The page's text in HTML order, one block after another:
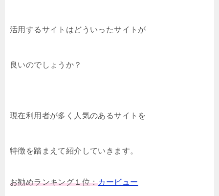
活用するサイトはどういったサイトが
良いのでしょうか？
現在利用者が多く人気のあるサイトを
特徴を踏まえて紹介していきます。
お勧めランキング１位：カービュー